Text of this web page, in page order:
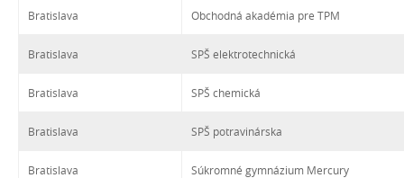
Bratislava Obchodná akadémia pre TPM
Bratislava SPŠ elektrotechnická
Bratislava SPŠ chemická
Bratislava SPŠ potravinárska
Bratislava Súkromné gymnázium Mercury